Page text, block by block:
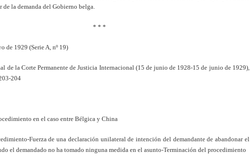
de la demanda del Gobierno belga.
* * *
de 1929 (Serie A, nº 19)
de la Corte Permanente de Justicia Internacional (15 de junio de 1928-15 de junio de 1929),
204
en el caso entre Bélgica y China
Fuerza de una declaración unilateral de intención del demandante de abandonar el
el demandado no ha tomado ninguna medida en el asunto-Terminación del procedimiento